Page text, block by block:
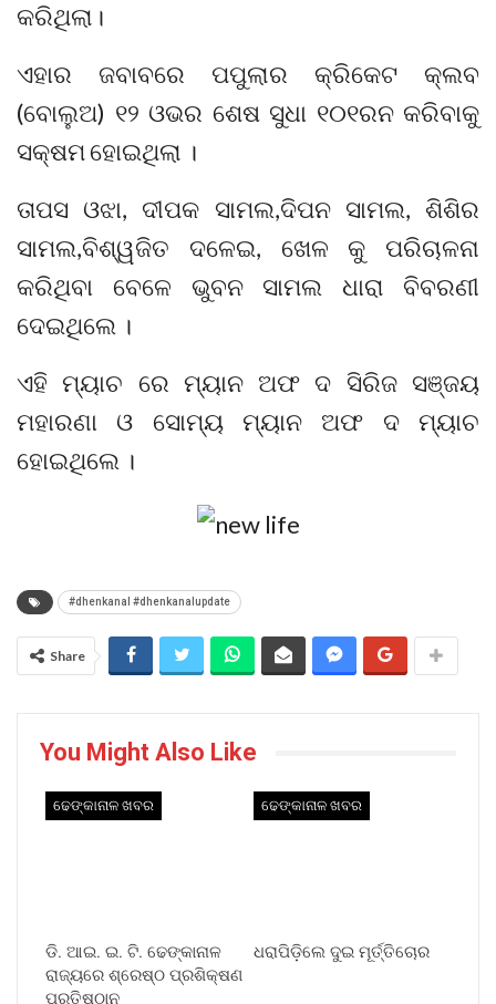
କରିଥିଲା।
ଏହାର ଜବାବରେ ପପୁଲାର କ୍ରିକେଟ କ୍ଲବ
(ବୋଲୁଅ) ୧୨ ଓଭର ଶେଷ ସୁଧା ୧୦୧ରନ କରିବାକୁ
ସକ୍ଷମ ହୋଇଥିଲା ।
ତାପସ ଓଝା, ଦୀପକ ସାମଲ,ଦିପନ ସାମଲ, ଶିଶିର
ସାମଲ,ବିଶ୍ୱଜିତ ଦଳେଇ, ଖେଳ କୁ ପରିଚାଳନା
କରିଥିବା ବେଳେ ଭୁବନ ସାମଲ ଧାରା ବିବରଣୀ
ଦେଇଥିଲେ ।
ଏହି ମ୍ୟାଚ ରେ ମ୍ୟାନ ଅଫ ଦ ସିରିଜ ସଞ୍ଜୟ
ମହାରଣା ଓ ସୋମ୍ୟ ମ୍ୟାନ ଅଫ ଦ ମ୍ୟାଚ
ହୋଇଥିଲେ ।
#dhenkanal #dhenkanalupdate
Share
You Might Also Like
ଢେଙ୍କାନାଳ ଖବର
ଡି. ଆଇ. ଇ. ଟି. ଢେଙ୍କାନାଳ
ରାଜ୍ୟରେ ଶ୍ରେଷ୍ଠ ପ୍ରଶିକ୍ଷଣ
ପ୍ରତିଷ୍ଠାନ
ଢେଙ୍କାନାଳ ଖବର
ଧରାପିଡ଼ିଲେ ଦୁଇ ମୂର୍ତ୍ତିଚୋର